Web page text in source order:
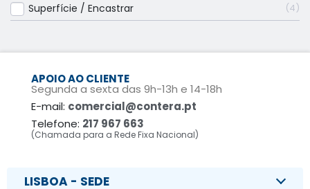
Superfície / Encastrar 4
APOIO AO CLIENTE
Segunda a sexta das 9h-13h e 14-18h
E-mail: comercial@contera.pt
Telefone: 217 967 663
(Chamada para a Rede Fixa Nacional)
LISBOA - SEDE